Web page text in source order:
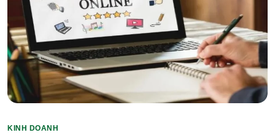
Categories
KINH DOANH